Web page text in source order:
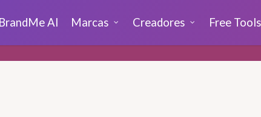
BrandMe AI Marcas Creadores Free Tools